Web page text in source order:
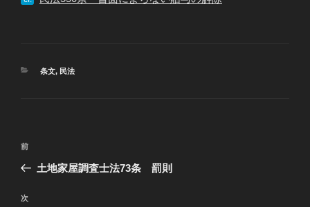
カ
条文, 民法
投
ビ
過
去
投
前
土地家屋調査士法73条 罰則
次
次